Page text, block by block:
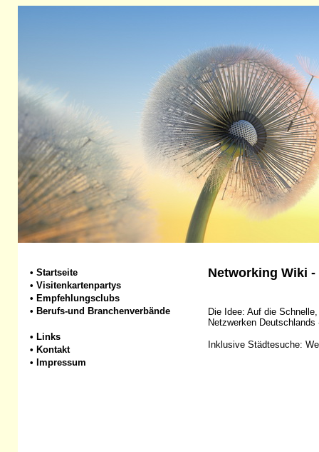
• Startseite
• Visitenkartenpartys
• Empfehlungsclubs
• Berufs-und Branchenverbände
• Links
• Kontakt
• Impressum
Networking Wiki
Die Idee: Auf die
Netzwerken
Inklusive Städtesuche: